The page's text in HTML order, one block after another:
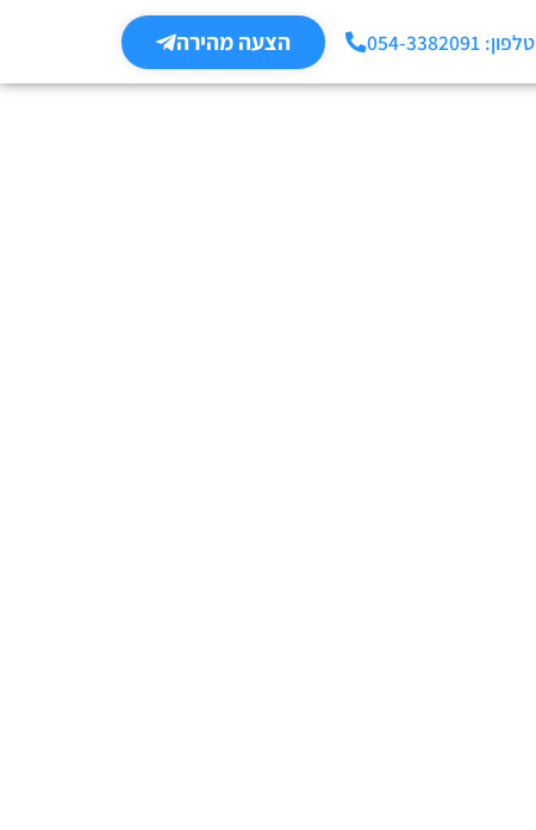
טלפון: 054-3382091 הצעה מהירה